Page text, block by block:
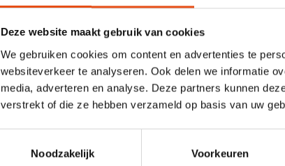
Deze website maakt gebruik van cookies
We gebruiken cookies om content en advertenties te
websiteverkeer te analyseren. Ook delen we informatie
media, adverteren en analyse. Deze partners kunnen
verstrekt of die ze hebben verzameld op basis van uw
Noodzakelijk
Voorkeuren
Waar het
Hoe je
Wat eetregels
De kracht van
De rol van voedsel
De weg van de
Stiekem eten en